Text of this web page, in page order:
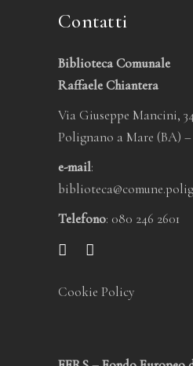
Contatti
Biblioteca Comunale
Raffaele Chiantera
Via Giuseppe Mancini,
Polignano a Mare (BA)
e-mail:
Telefono: 080 246 2601
Cookie Policy